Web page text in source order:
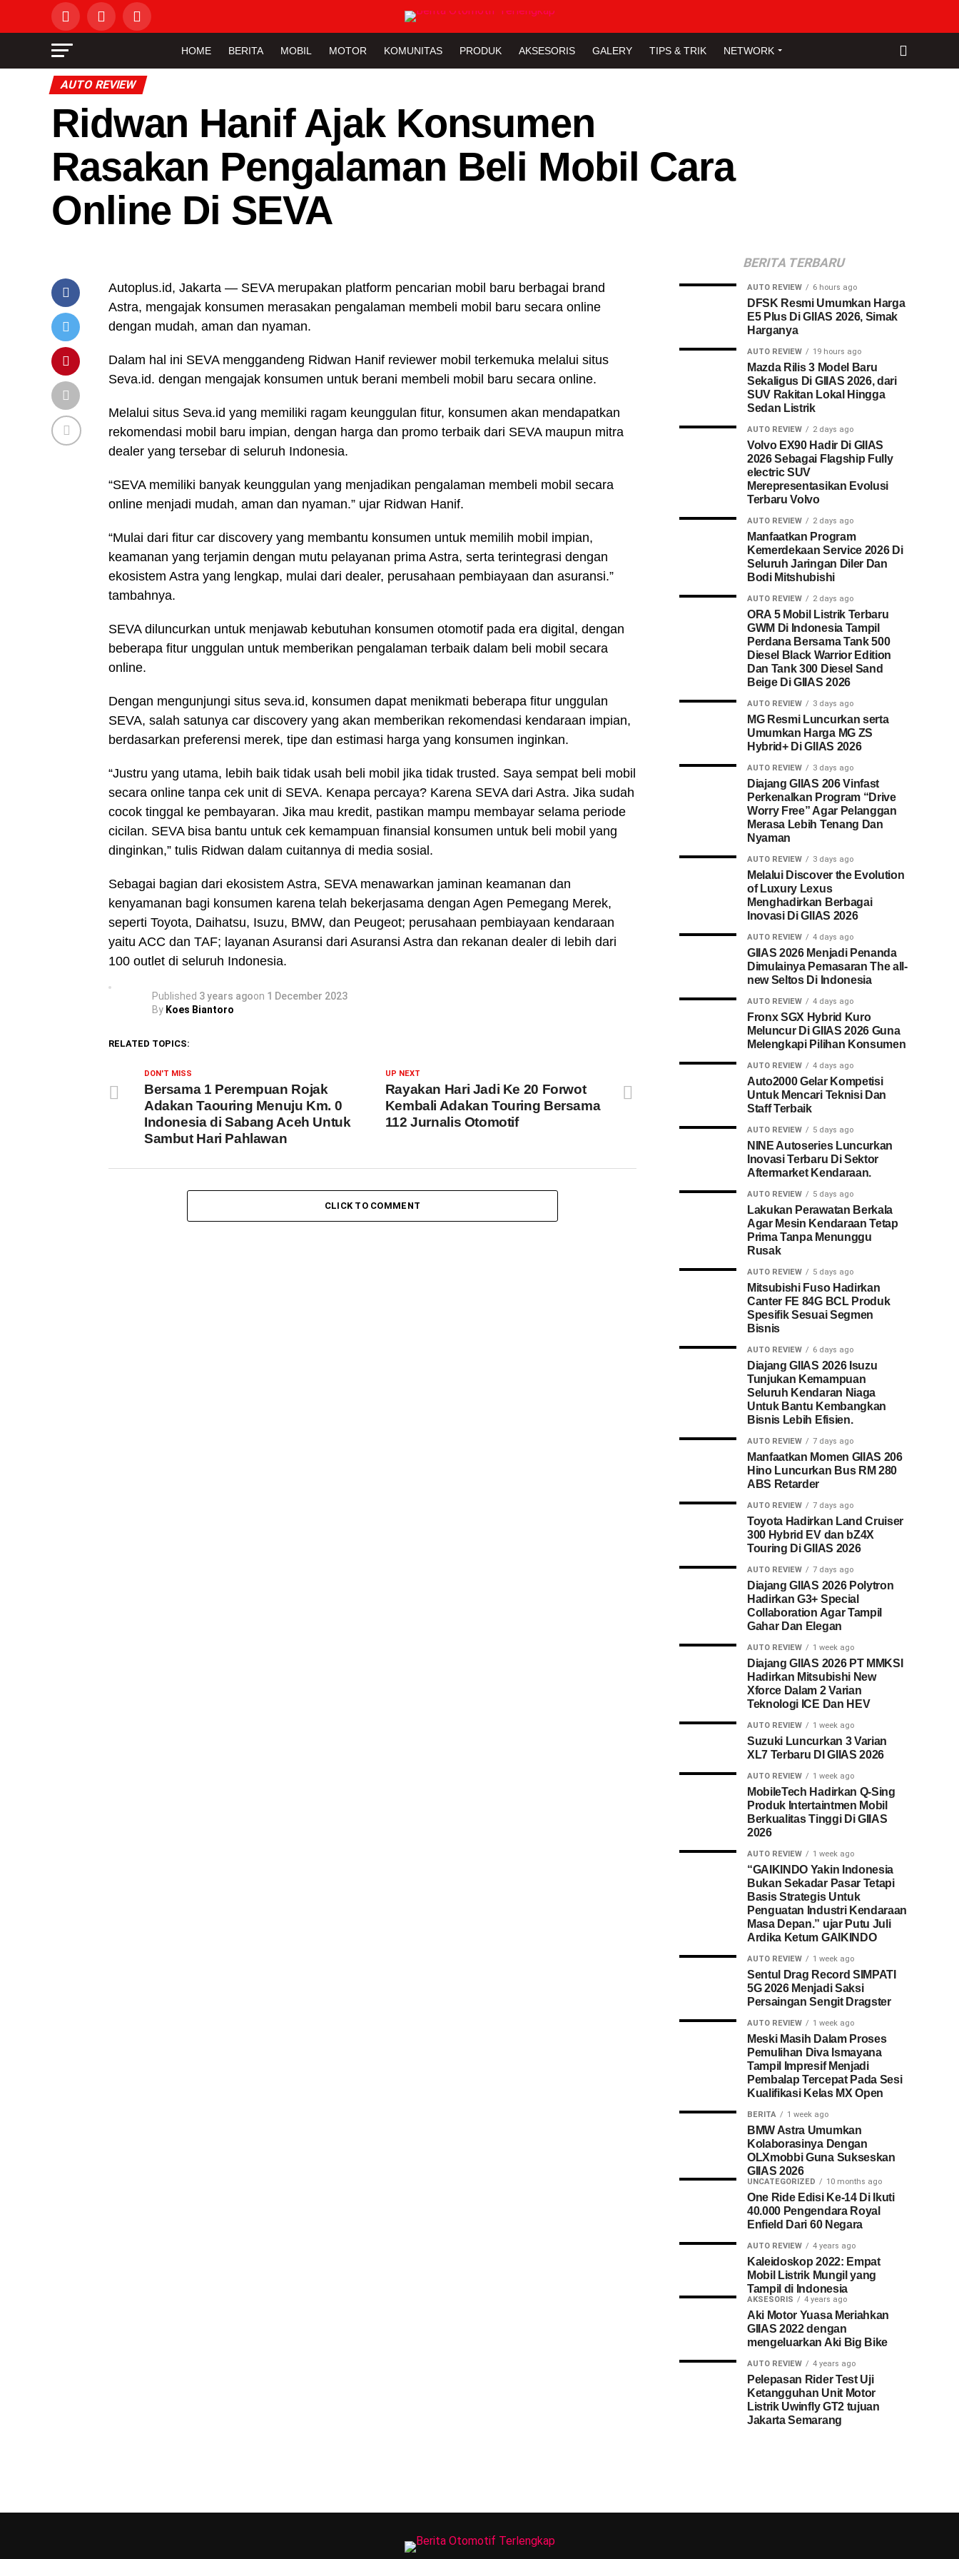
HOME BERITA MOBIL MOTOR KOMUNITAS PRODUK AKSESORIS GALERY TIPS & TRIK NETWORK
AUTO REVIEW
Ridwan Hanif Ajak Konsumen
Rasakan Pengalaman Beli Mobil Cara
Online Di SEVA
Autoplus.id, Jakarta — SEVA merupakan platform pencarian mobil baru berbagai brand
Astra, mengajak konsumen merasakan pengalaman membeli mobil baru secara online
dengan mudah, aman dan nyaman.
Dalam hal ini SEVA menggandeng Ridwan Hanif reviewer mobil terkemuka melalui situs
Seva.id. dengan mengajak konsumen untuk berani membeli mobil baru secara online.
Melalui situs Seva.id yang memiliki ragam keunggulan fitur, konsumen akan mendapatkan
rekomendasi mobil baru impian, dengan harga dan promo terbaik dari SEVA maupun mitra
dealer yang tersebar di seluruh Indonesia.
“SEVA memiliki banyak keunggulan yang menjadikan pengalaman membeli mobil secara
online menjadi mudah, aman dan nyaman.” ujar Ridwan Hanif.
“Mulai dari fitur car discovery yang membantu konsumen untuk memilih mobil impian,
keamanan yang terjamin dengan mutu pelayanan prima Astra, serta terintegrasi dengan
ekosistem Astra yang lengkap, mulai dari dealer, perusahaan pembiayaan dan asuransi.”
tambahnya.
SEVA diluncurkan untuk menjawab kebutuhan konsumen otomotif pada era digital, dengan
beberapa fitur unggulan untuk memberikan pengalaman terbaik dalam beli mobil secara
online.
Dengan mengunjungi situs seva.id, konsumen dapat menikmati beberapa fitur unggulan
SEVA, salah satunya car discovery yang akan memberikan rekomendasi kendaraan impian,
berdasarkan preferensi merek, tipe dan estimasi harga yang konsumen inginkan.
“Justru yang utama, lebih baik tidak usah beli mobil jika tidak trusted. Saya sempat beli mobil
secara online tanpa cek unit di SEVA. Kenapa percaya? Karena SEVA dari Astra. Jika sudah
cocok tinggal ke pembayaran. Jika mau kredit, pastikan mampu membayar selama periode
cicilan. SEVA bisa bantu untuk cek kemampuan finansial konsumen untuk beli mobil yang
dinginkan,” tulis Ridwan dalam cuitannya di media sosial.
Sebagai bagian dari ekosistem Astra, SEVA menawarkan jaminan keamanan dan
kenyamanan bagi konsumen karena telah bekerjasama dengan Agen Pemegang Merek,
seperti Toyota, Daihatsu, Isuzu, BMW, dan Peugeot; perusahaan pembiayaan kendaraan
yaitu ACC dan TAF; layanan Asuransi dari Asuransi Astra dan rekanan dealer di lebih dari
100 outlet di seluruh Indonesia.
Published 3 years agoon 1 December 2023
By Koes Biantoro
RELATED TOPICS:
UP NEXT
Rayakan Hari Jadi Ke 20 Forwot
Kembali Adakan Touring Bersama
112 Jurnalis Otomotif
DON'T MISS
Bersama 1 Perempuan Rojak
Adakan Taouring Menuju Km. 0
Indonesia di Sabang Aceh Untuk
Sambut Hari Pahlawan
CLICK TO COMMENT
BERITA TERBARU
AUTO REVIEW 6 hours ago
DFSK Resmi Umumkan Harga
E5 Plus Di GIIAS 2026, Simak
Harganya
AUTO REVIEW 19 hours ago
Mazda Rilis 3 Model Baru
Sekaligus Di GIIAS 2026, dari
SUV Rakitan Lokal Hingga
Sedan Listrik
AUTO REVIEW 2 days ago
Volvo EX90 Hadir Di GIIAS
2026 Sebagai Flagship Fully
electric SUV
Merepresentasikan Evolusi
Terbaru Volvo
AUTO REVIEW 2 days ago
Manfaatkan Program
Kemerdekaan Service 2026 Di
Seluruh Jaringan Diler Dan
Bodi Mitshubishi
AUTO REVIEW 2 days ago
ORA 5 Mobil Listrik Terbaru
GWM Di Indonesia Tampil
Perdana Bersama Tank 500
Diesel Black Warrior Edition
Dan Tank 300 Diesel Sand
Beige Di GIIAS 2026
AUTO REVIEW 3 days ago
MG Resmi Luncurkan serta
Umumkan Harga MG ZS
Hybrid+ Di GIIAS 2026
AUTO REVIEW 3 days ago
Diajang GIIAS 206 Vinfast
Perkenalkan Program “Drive
Worry Free” Agar Pelanggan
Merasa Lebih Tenang Dan
Nyaman
AUTO REVIEW 3 days ago
Melalui Discover the Evolution
of Luxury Lexus
Menghadirkan Berbagai
Inovasi Di GIIAS 2026
AUTO REVIEW 4 days ago
GIIAS 2026 Menjadi Penanda
Dimulainya Pemasaran The all-
new Seltos Di Indonesia
AUTO REVIEW 4 days ago
Fronx SGX Hybrid Kuro
Meluncur Di GIIAS 2026 Guna
Melengkapi Pilihan Konsumen
AUTO REVIEW 4 days ago
Auto2000 Gelar Kompetisi
Untuk Mencari Teknisi Dan
Staff Terbaik
AUTO REVIEW 5 days ago
NINE Autoseries Luncurkan
Inovasi Terbaru Di Sektor
Aftermarket Kendaraan.
AUTO REVIEW 5 days ago
Lakukan Perawatan Berkala
Agar Mesin Kendaraan Tetap
Prima Tanpa Menunggu
Rusak
AUTO REVIEW 5 days ago
Mitsubishi Fuso Hadirkan
Canter FE 84G BCL Produk
Spesifik Sesuai Segmen
Bisnis
AUTO REVIEW 6 days ago
Diajang GIIAS 2026 Isuzu
Tunjukan Kemampuan
Seluruh Kendaran Niaga
Untuk Bantu Kembangkan
Bisnis Lebih Efisien.
AUTO REVIEW 7 days ago
Manfaatkan Momen GIIAS 206
Hino Luncurkan Bus RM 280
ABS Retarder
AUTO REVIEW 7 days ago
Toyota Hadirkan Land Cruiser
300 Hybrid EV dan bZ4X
Touring Di GIIAS 2026
AUTO REVIEW 7 days ago
Diajang GIIAS 2026 Polytron
Hadirkan G3+ Special
Collaboration Agar Tampil
Gahar Dan Elegan
AUTO REVIEW 1 week ago
Diajang GIIAS 2026 PT MMKSI
Hadirkan Mitsubishi New
Xforce Dalam 2 Varian
Teknologi ICE Dan HEV
AUTO REVIEW 1 week ago
Suzuki Luncurkan 3 Varian
XL7 Terbaru DI GIIAS 2026
AUTO REVIEW 1 week ago
MobileTech Hadirkan Q-Sing
Produk Intertaintmen Mobil
Berkualitas Tinggi Di GIIAS
2026
AUTO REVIEW 1 week ago
“GAIKINDO Yakin Indonesia
Bukan Sekadar Pasar Tetapi
Basis Strategis Untuk
Penguatan Industri Kendaraan
Masa Depan.” ujar Putu Juli
Ardika Ketum GAIKINDO
AUTO REVIEW 1 week ago
Sentul Drag Record SIMPATI
5G 2026 Menjadi Saksi
Persaingan Sengit Dragster
AUTO REVIEW 1 week ago
Meski Masih Dalam Proses
Pemulihan Diva Ismayana
Tampil Impresif Menjadi
Pembalap Tercepat Pada Sesi
Kualifikasi Kelas MX Open
BERITA 1 week ago
BMW Astra Umumkan
Kolaborasinya Dengan
OLXmobbi Guna Sukseskan
GIIAS 2026
UNCATEGORIZED 10 months ago
One Ride Edisi Ke-14 Di Ikuti
40.000 Pengendara Royal
Enfield Dari 60 Negara
AUTO REVIEW 4 years ago
Kaleidoskop 2022: Empat
Mobil Listrik Mungil yang
Tampil di Indonesia
AKSESORIS 4 years ago
Aki Motor Yuasa Meriahkan
GIIAS 2022 dengan
mengeluarkan Aki Big Bike
AUTO REVIEW 4 years ago
Pelepasan Rider Test Uji
Ketangguhan Unit Motor
Listrik Uwinfly GT2 tujuan
Jakarta Semarang